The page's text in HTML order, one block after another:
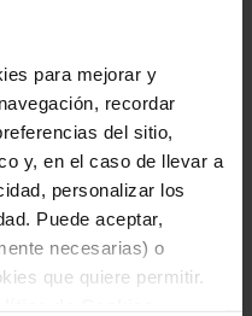
para mejorar y
recordar
del sitio,
y, en el caso de llevar a
personalizar los
Puede aceptar,
necesarias) o
que quiere permitir.
punto con el
en
una prenda
lograr un look